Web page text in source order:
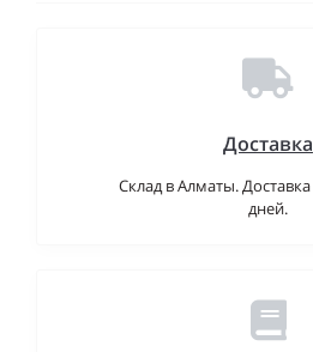
Доставка
Склад в Алматы. Доставка
дней.